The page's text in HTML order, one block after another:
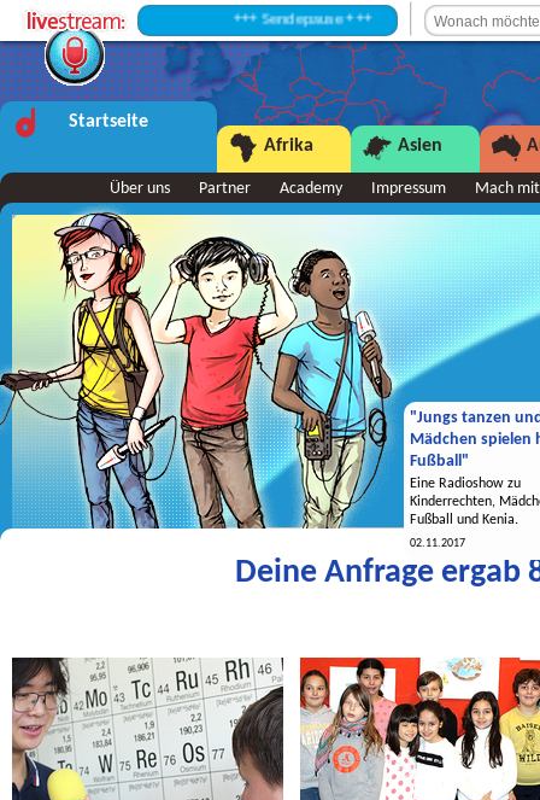
+++ Sendepause +++
Startseite
Afrika
Asien
Über uns Partner Academy Impressum Mach mit
"Jungs tanzen
Mädchen spielen
Fußball"
Eine Radioshow zu
Kinderrechten,
Fußball und Kenia.
02.11.2017
Deine Anfrage ergab